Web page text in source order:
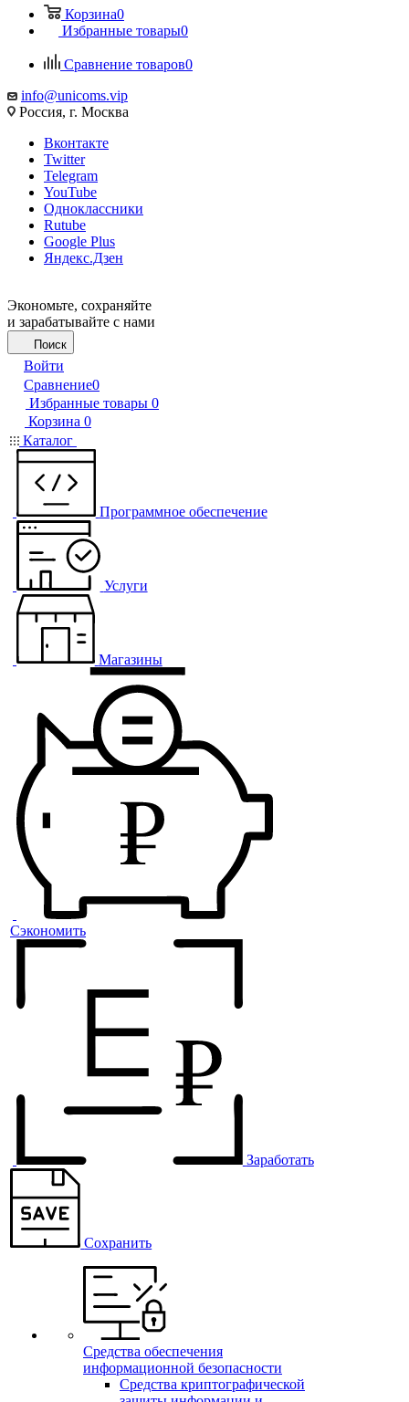
Корзина0
Избранные товары0
Сравнение товаров0
info@unicoms.vip
Россия, г. Москва
Вконтакте
Twitter
Telegram
YouTube
Одноклассники
Rutube
Google Plus
Яндекс.Дзен
Экономьте, сохраняйте
и зарабатывайте с нами
Поиск
Войти
Сравнение0
Избранные товары 0
Корзина 0
Каталог
Программное обеспечение
Услуги
Магазины
Сэкономить
Заработать
Сохранить
Средства обеспечения
информационной безопасности
Средства криптографической